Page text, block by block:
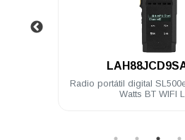
.
Radio portátil digital
Watts BT WIFI